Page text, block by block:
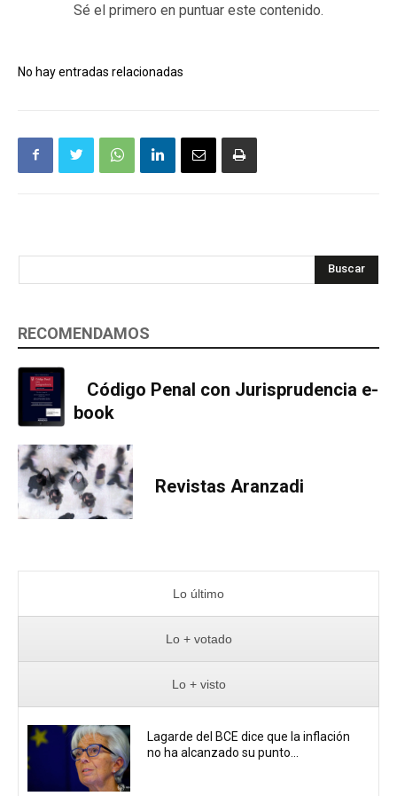
Sé el primero en puntuar este contenido.
No hay entradas relacionadas
Buscar
RECOMENDAMOS
Código Penal con Jurisprudencia e-
book
Revistas Aranzadi
Lo último
Lo + votado
Lo + visto
Lagarde del BCE dice que la inflación
no ha alcanzado su punto...